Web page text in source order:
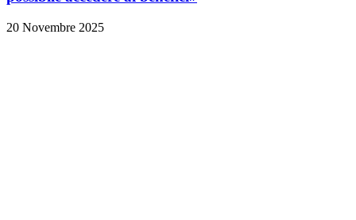
20 Novembre 2025